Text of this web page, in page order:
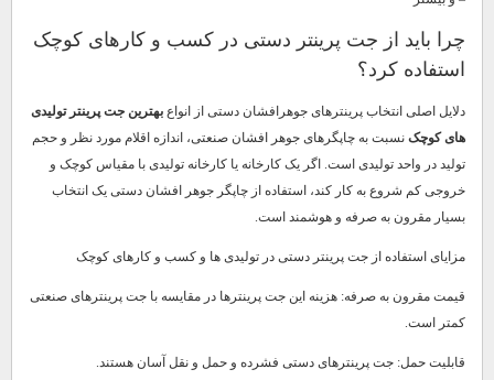
چرا باید از جت پرینتر دستی در کسب و کارهای کوچک
استفاده کرد؟
دلایل اصلی انتخاب پرینترهای جوهرافشان دستی از انواع بهترین جت پرینتر تولیدی
های کوچک نسبت به چاپگرهای جوهر افشان صنعتی، اندازه اقلام مورد نظر و حجم
تولید در واحد تولیدی است. اگر یک کارخانه یا کارخانه تولیدی با مقیاس کوچک و
خروجی کم شروع به کار کند، استفاده از چاپگر جوهر افشان دستی یک انتخاب
بسیار مقرون به صرفه و هوشمند است.
مزایای استفاده از جت پرینتر دستی در تولیدی ها و کسب و کارهای کوچک
قیمت مقرون به صرفه: هزینه این جت پرینترها در مقایسه با جت پرینترهای صنعتی
کمتر است.
قابلیت حمل: جت پرینترهای دستی فشرده و حمل و نقل آسان هستند.